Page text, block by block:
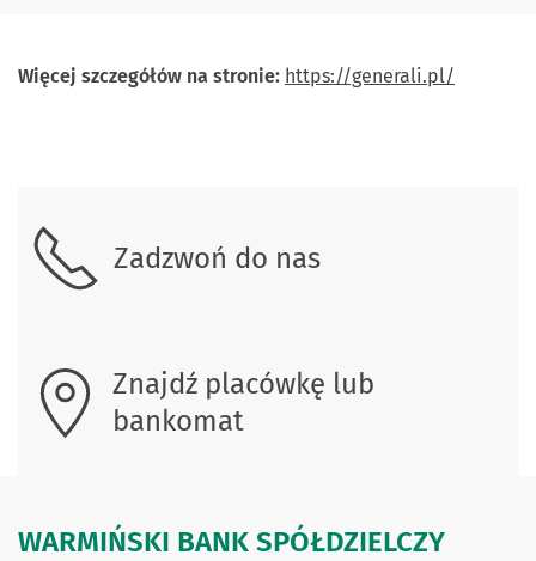
Więcej szczegółów na stronie: https://generali.pl/
Zadzwoń do nas
Znajdź placówkę lub
bankomat
WARMIŃSKI BANK SPÓŁDZIELCZY